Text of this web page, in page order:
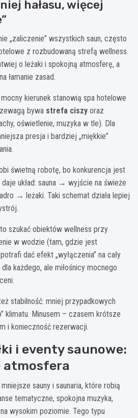
hałasu, więcej
„zaliczenie” wszystkich saun, często
z rozbudowaną strefą wellness.
o leżaki i spokojną atmosferę, a
łamanie zasad.
kierunek stanowią spa hotelowe
bywa strefa ciszy oraz
oświetlenie, muzyka w tle). Dla
presja i bardziej „miękkie”
świetną robotę, bo konkurencja jest
układ: sauna → wyjście na świeże
→ leżaki. Taki schemat działa lepiej
szukać obiektów wellness przy
w wodzie (tam, gdzie jest
dać efekt „wyłączenia” na cały
każdego, ale miłośnicy mocnego
stabilność: mniej przypadkowych
klimatu. Minusem – czasem krótsze
i konieczność rezerwacji.
i eventy saunowe:
atmosfera
sauny i saunaria, które robią
tematyczne, spokojna muzyka,
wysokim poziomie. Tego typu